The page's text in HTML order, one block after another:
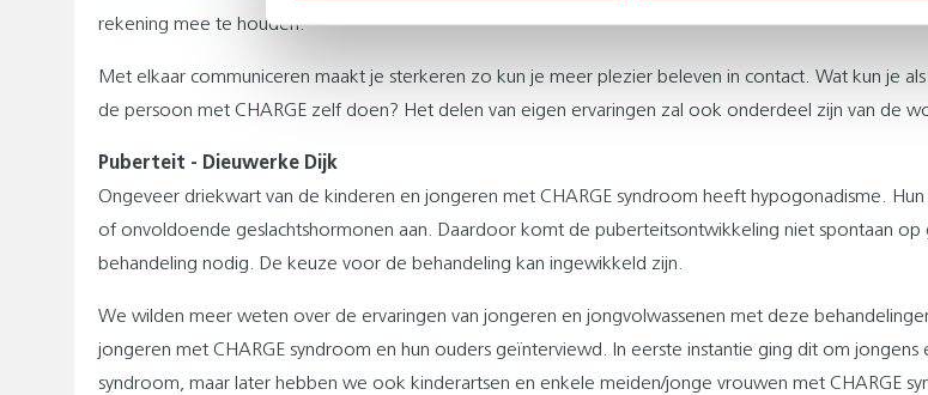
rekening mee te houden.
Met elkaar communiceren maakt je sterkeren zo kun je meer plezier beleven in contact. Wat kun je
de persoon met CHARGE zelf doen? Het delen van eigen ervaringen zal ook onderdeel zijn van de
Puberteit - Dieuwerke Dijk
Ongeveer driekwart van de kinderen en jongeren met CHARGE syndroom heeft hypogonadisme.
of onvoldoende geslachtshormonen aan. Daardoor komt de puberteitsontwikkeling niet spontaan op
behandeling nodig. De keuze voor de behandeling kan ingewikkeld zijn.
We wilden meer weten over de ervaringen van jongeren en jongvolwassenen met deze
jongeren met CHARGE syndroom en hun ouders geïnterviewd. In eerste instantie ging dit om jongens
syndroom, maar later hebben we ook kinderartsen en enkele meiden/jonge vrouwen met CHARGE